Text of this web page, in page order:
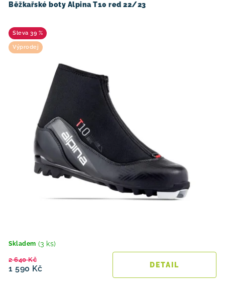
Běžkařské boty Alpina T10 red 22/23
39 %
Výprodej
Skladem (3 ks)
1 590 Kč
2 640 Kč